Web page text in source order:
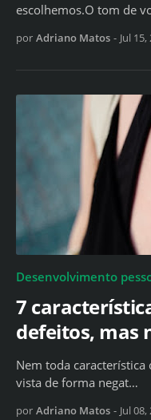
escolhemos.O tom de
por Adriano Matos - Jul 15,
Desenvolvimento
7
defeitos, mas
Nem toda
vista de forma negat…
por Adriano Matos - Jul 08,